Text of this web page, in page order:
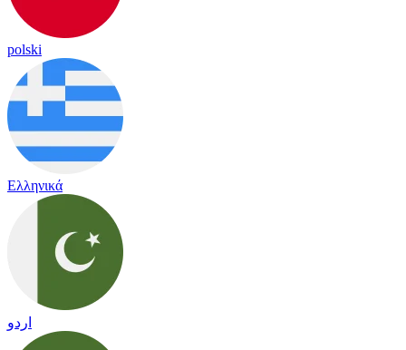
polski
Ελληνικά
اردو